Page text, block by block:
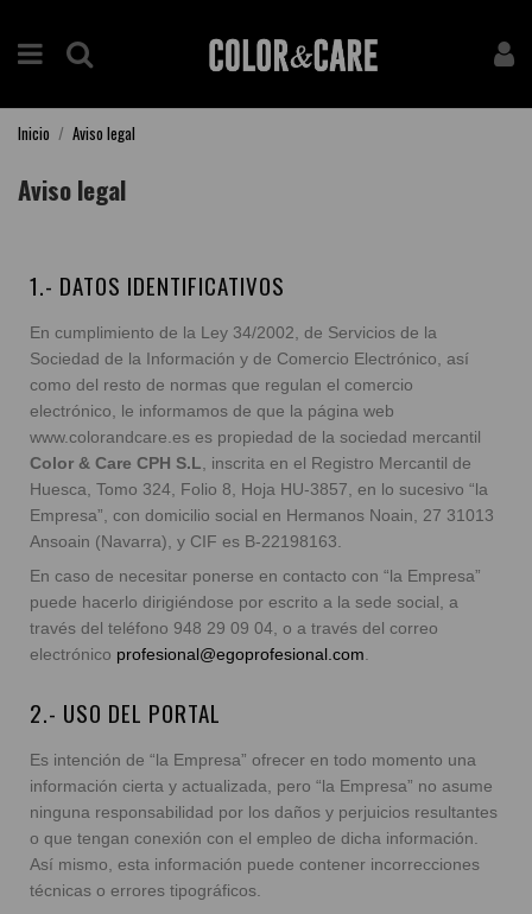
Inicio Aviso legal
Aviso legal
1.- DATOS IDENTIFICATIVOS
En cumplimiento de la Ley 34/2002, de Servicios de la
Sociedad de la Información y de Comercio Electrónico, así
como del resto de normas que regulan el comercio
electrónico, le informamos de que la página web
www.colorandcare.es es propiedad de la sociedad mercantil
Color & Care CPH S.L, inscrita en el Registro Mercantil de
Huesca, Tomo 324, Folio 8, Hoja HU-3857, en lo sucesivo “la
Empresa”, con domicilio social en Hermanos Noain, 27 31013
Ansoain (Navarra), y CIF es B-22198163.
En caso de necesitar ponerse en contacto con “la Empresa”
puede hacerlo dirigiéndose por escrito a la sede social, a
través del teléfono 948 29 09 04, o a través del correo
electrónico profesional@egoprofesional.com.
2.- USO DEL PORTAL
Es intención de “la Empresa” ofrecer en todo momento una
información cierta y actualizada, pero “la Empresa” no asume
ninguna responsabilidad por los daños y perjuicios resultantes
o que tengan conexión con el empleo de dicha información.
Así mismo, esta información puede contener incorrecciones
técnicas o errores tipográficos.